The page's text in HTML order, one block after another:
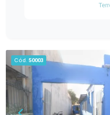
próxima conquista
Cód. 50003